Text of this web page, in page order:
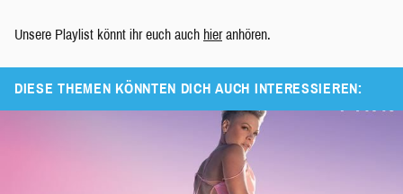
Unsere Playlist könnt ihr euch auch hieranhören.
DIESE THEMEN KÖNNTEN DICH AUCH INTERESSIEREN: